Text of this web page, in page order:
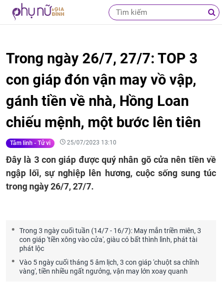
Trong ngày 26/7, 27/7: TOP 3
con giáp đón vận may vồ vập,
gánh tiền về nhà, Hồng Loan
chiếu mệnh, một bước lên tiên
Tâm linh - Tử vi 25/07/2023 13:10
Đây là 3 con giáp được quý nhân gõ cửa nên tiền về
ngập lối, sự nghiệp lên hương, cuộc sống sung túc
trong ngày 26/7, 27/7.
Trong 3 ngày cuối tuần (14/7 - 16/7): May mắn triền miên, 3
con giáp 'tiền xông vào cửa', giàu có bất thình lình, phát tài
phát lộc
Vào 5 ngày cuối tháng 5 âm lịch, 3 con giáp 'chuột sa chĩnh
vàng', tiền nhiều ngất ngưởng, vận may lớn xoay quanh